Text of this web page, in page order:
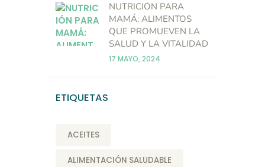
NUTRICIÓN PARA
MAMÁ: ALIMENTOS
QUE PROMUEVEN LA
SALUD Y LA VITALIDAD
17 MAYO, 2024
ETIQUETAS
ACEITES
ALIMENTACIÓN SALUDABLE